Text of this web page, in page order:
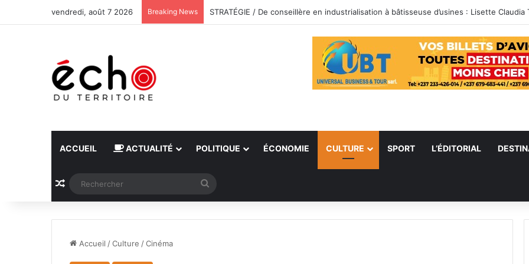
vendredi, août 7 2026 Breaking News
ACCUEIL ACTUALITÉ POLITIQUE ÉCONOMIE CULTURE SPORT L’ÉDITORIAL
Article Aléatoire
Accueil /Culture /Cinéma